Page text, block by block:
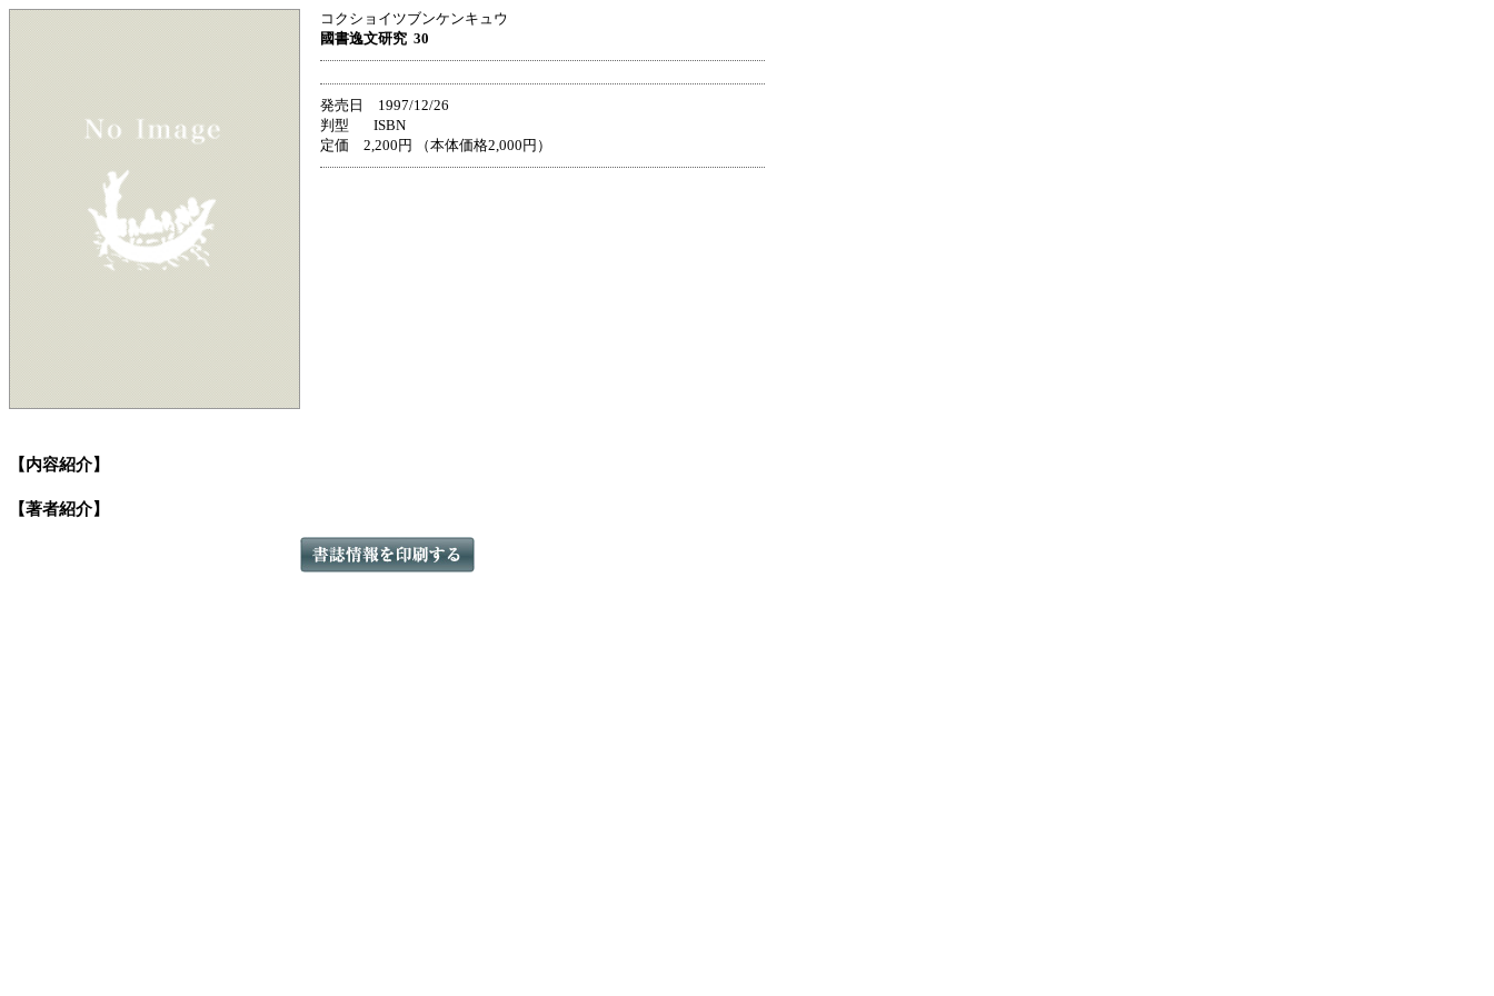
コクショイツブンケンキュウ
國書逸文研究 30
発売日 1997/12/26
判型 ISBN
定価 2,200円 （本体価格2,000円）
【内容紹介】
【著者紹介】